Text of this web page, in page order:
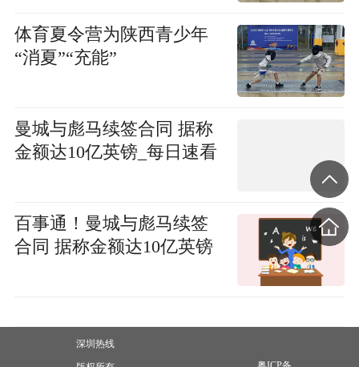
体育夏令营为陕西青少年
“消夏”“充能”
曼城与彪马续签合同 据称
金额达10亿英镑_每日速看
百事通！曼城与彪马续签
合同 据称金额达10亿英镑
深圳热线